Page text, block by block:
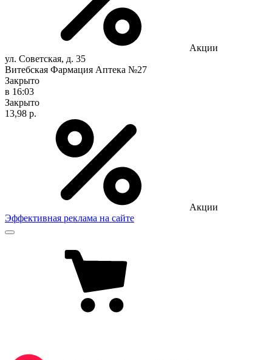
Акции
ул. Советская, д. 35
Витебская Фармация Аптека №27
Закрыто
в 16:03
Закрыто
13,98 р.
Акции
Эффективная реклама на сайте